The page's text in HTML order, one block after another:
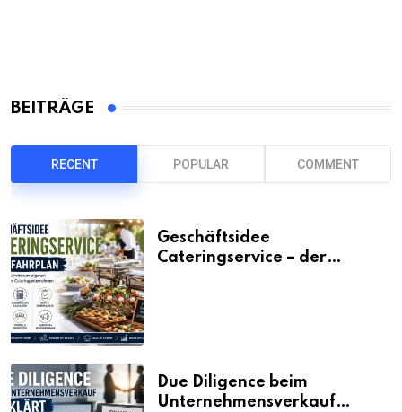
BEITRÄGE
RECENT POPULAR COMMENT
Geschäftsidee
Cateringservice – der
Due Diligence beim
Unternehmensverkauf